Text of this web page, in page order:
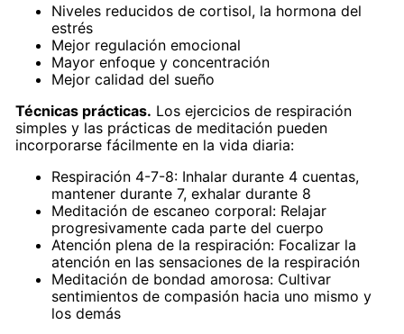
Niveles reducidos de cortisol, la hormona del
estrés
Mejor regulación emocional
Mayor enfoque y concentración
Mejor calidad del sueño
Técnicas prácticas. Los ejercicios de respiración
simples y las prácticas de meditación pueden
incorporarse fácilmente en la vida diaria:
Respiración 4-7-8: Inhalar durante 4 cuentas,
mantener durante 7, exhalar durante 8
Meditación de escaneo corporal: Relajar
progresivamente cada parte del cuerpo
Atención plena de la respiración: Focalizar la
atención en las sensaciones de la respiración
Meditación de bondad amorosa: Cultivar
sentimientos de compasión hacia uno mismo y
los demás